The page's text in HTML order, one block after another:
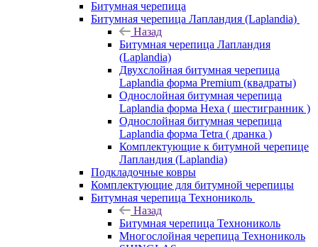
Битумная черепица
Битумная черепица Лапландия (Laplandia)
Назад
Битумная черепица Лапландия
(Laplandia)
Двухслойная битумная черепица
Laplandia форма Premium (квадраты)
Однослойная битумная черепица
Laplandia форма Hexa ( шестигранник )
Однослойная битумная черепица
Laplandia форма Tetra ( дранка )
Комплектующие к битумной черепице
Лапландия (Laplandia)
Подкладочные ковры
Комплектующие для битумной черепицы
Битумная черепица Технониколь
Назад
Битумная черепица Технониколь
Многослойная черепица Технониколь